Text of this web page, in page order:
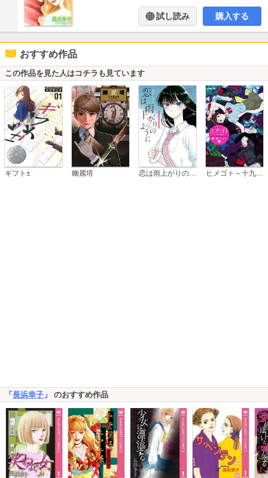
試し読み 購入する
おすすめ作品
この作品を見た人はコチラも見ています
ギフト± 幽麗塔 恋は雨上がりのように ヒメゴト～十九歳の制服～
「 長浜幸子 」 のおすすめ作品